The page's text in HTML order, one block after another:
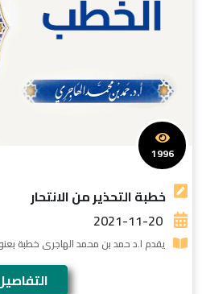
خطبة التحذير من الانتحار
2021-11-20
يقدم ا.د حمد بن محمد الهاجرى خطبة
1996